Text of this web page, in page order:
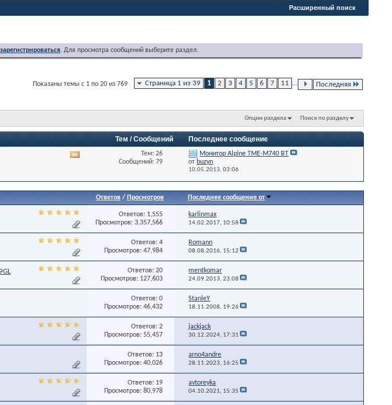
Расширенный поиск
зарегистрироваться. Для просмотра сообщений выберите раздел.
Страница 1 из 39 1 2 3 4 5 6 7 11 ... Последняя
Показаны темы с 1 по 20 из 769
Опции раздела Поиск по разделу
Тем / Сообщений Последнее сообщение
раздела
Тем: 26
Сообщений: 79
Монитор Alpine TME-M740 BT
от buzyn
10.05.2013,03:06
Ответов/ Просмотров Последнее сообщение от
Ответов: 1,555
Просмотров: 3,357,566
karlinmax
14.02.2017, 10:58
Ответов: 4
Просмотров: 47,984
Romann
08.08.2016, 15:12
Ответов: 20
Просмотров: 127,603
mentkomar
24.09.2013,23:08
Ответов: 0
Просмотров: 46,432
StanleY
18.11.2008, 19:26
Ответов: 2
Просмотров: 55,457
jackjack
30.12.2024, 17:31
Ответов: 13
Просмотров: 40,026
arno4andre
28.11.2023, 16:25
Ответов: 19
Просмотров: 80,978
avtoreyka
04.10.2021, 15:35